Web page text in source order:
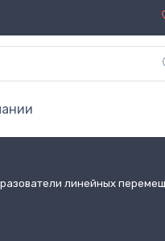
линейных